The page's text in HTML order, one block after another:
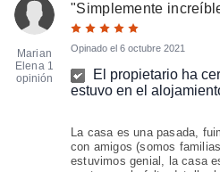
Marian
Elena 1
opinión
"Simplemente
Opinado el 6 octubre 2021
El propietario ha
estuvo en el
La casa es una pasada,
con amigos (somos
estuvimos genial, la casa